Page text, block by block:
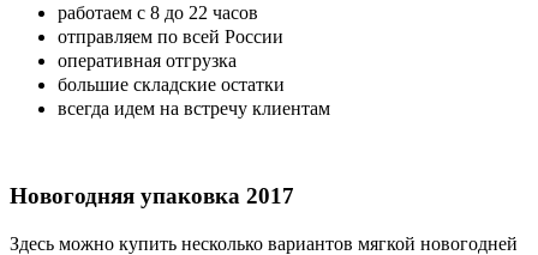
работаем с 8 до 22 часов
отправляем по всей России
оперативная отгрузка
большие складские остатки
всегда идем на встречу клиентам
Новогодняя упаковка 2017
Здесь можно купить несколько вариантов мягкой новогодней